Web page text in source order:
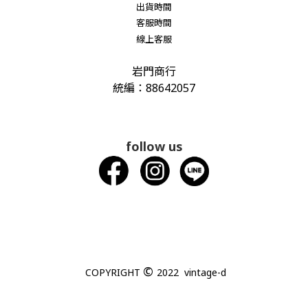
出貨時間
客服時間
線上客服
岩門商行
統編：88642057
follow us
COPYRIGHT © 2022 vintage-d